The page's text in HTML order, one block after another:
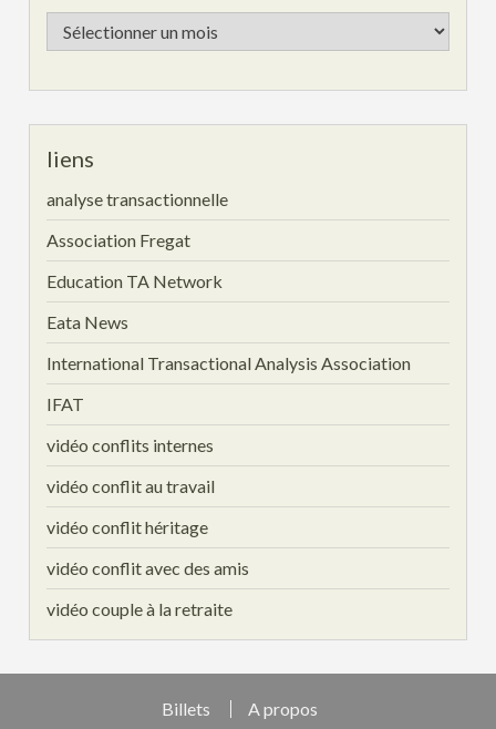
Les
archives
liens
analyse transactionnelle
Association Fregat
Education TA Network
Eata News
International Transactional Analysis Association
IFAT
vidéo conflits internes
vidéo conflit au travail
vidéo conflit héritage
vidéo conflit avec des amis
vidéo couple à la retraite
Billets A propos